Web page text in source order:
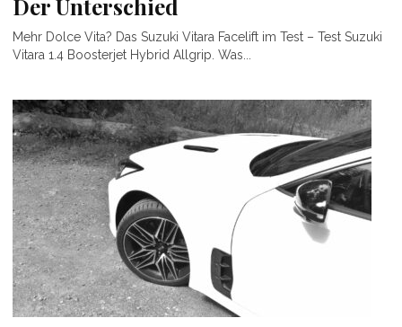
Der Unterschied
Mehr Dolce Vita? Das Suzuki Vitara Facelift im Test – Test Suzuki
Vitara 1.4 Boosterjet Hybrid Allgrip. Was...